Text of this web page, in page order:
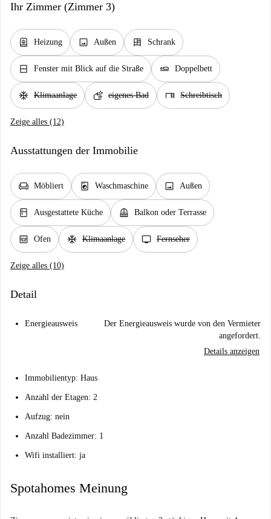
Ihr Zimmer (Zimmer 3)
water_heater Heizung image Außen dresser Schrank
window_closed Fenster mit Blick auf die Straße airline_seat_flat Doppelbett
ac_unit Klimaanlage soap eigenes Bad desk Schreibtisch
Zeige alles (12)
Ausstattungen der Immobilie
chair Möbliert local_laundry_service Waschmaschine image Außen
kitchen Ausgestattete Küche balcony Balkon oder Terrasse
oven_gen Ofen ac_unit Klimaanlage tv Fernseher
Zeige alles (10)
Detail
Energieausweis
Der Energieausweis wurde von den Vermieter
angefordert.
Details anzeigen
Immobilientyp: Haus
Anzahl der Etagen: 2
Aufzug: nein
Anzahl Badezimmer: 1
Wifi installiert: ja
Spotahomes Meinung